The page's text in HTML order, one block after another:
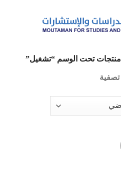
منتجات تحت الوسم “تشغيل”
تصفية